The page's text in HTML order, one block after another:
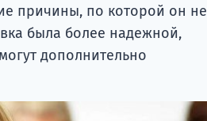
причины, по которой он не
была более надежной,
дополнительно